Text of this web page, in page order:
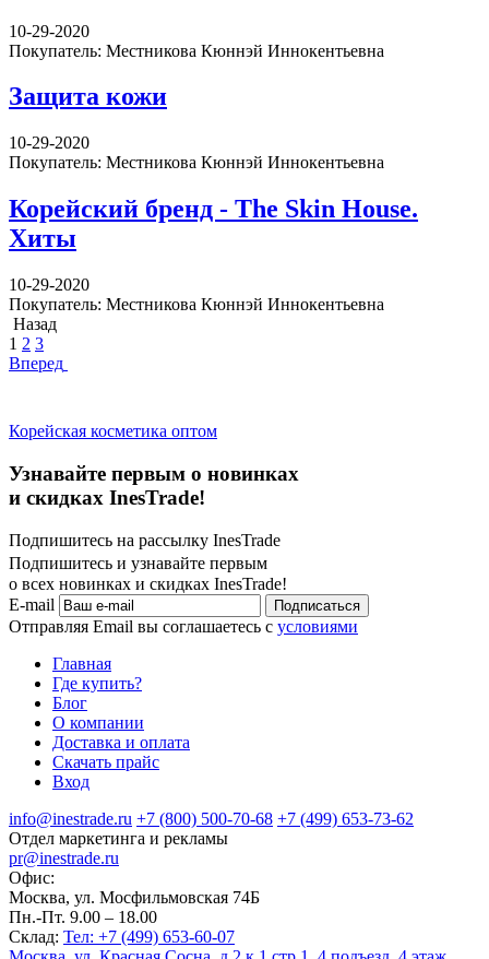
10-29-2020
Покупатель: Местникова Кюннэй Иннокентьевна
Защита кожи
10-29-2020
Покупатель: Местникова Кюннэй Иннокентьевна
Корейский бренд - The Skin House.
Хиты
10-29-2020
Покупатель: Местникова Кюннэй Иннокентьевна
Назад
1 2 3
Вперед
Корейская косметика оптом
Узнавайте первым о новинках
и скидках InesTrade!
Подпишитесь на рассылку InesTrade
Подпишитесь и узнавайте первым
о всех новинках и скидках InesTrade!
E-mail
Подписаться
Отправляя Email вы соглашаетесь с условиями
Главная
Где купить?
Блог
О компании
Доставка и оплата
Скачать прайс
Вход
info@inestrade.ru +7 (800) 500-70-68 +7 (499) 653-73-62
Отдел маркетинга и рекламы
pr@inestrade.ru
Офис:
Москва, ул. Мосфильмовская 74Б
Пн.-Пт. 9.00 – 18.00
Склад: Тел: +7 (499) 653-60-07